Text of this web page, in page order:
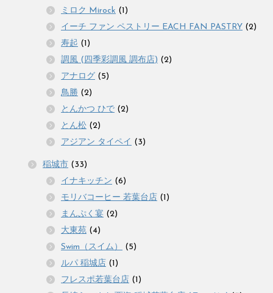
ミロク Mirock (1)
イーチ ファン ペストリー EACH FAN PASTRY (2)
寿起 (1)
調風 (四季彩調風 調布店) (2)
アナログ (5)
鳥勝 (2)
とんかつ ひで (2)
とん松 (2)
アジアン タイペイ (3)
稲城市 (33)
イナキッチン (6)
モリバコーヒー 若葉台店 (1)
まんぷく宴 (2)
大東苑 (4)
Swim（スイム）
(5)
ルパ 稲城店 (1)
フレスポ若葉台店 (1)